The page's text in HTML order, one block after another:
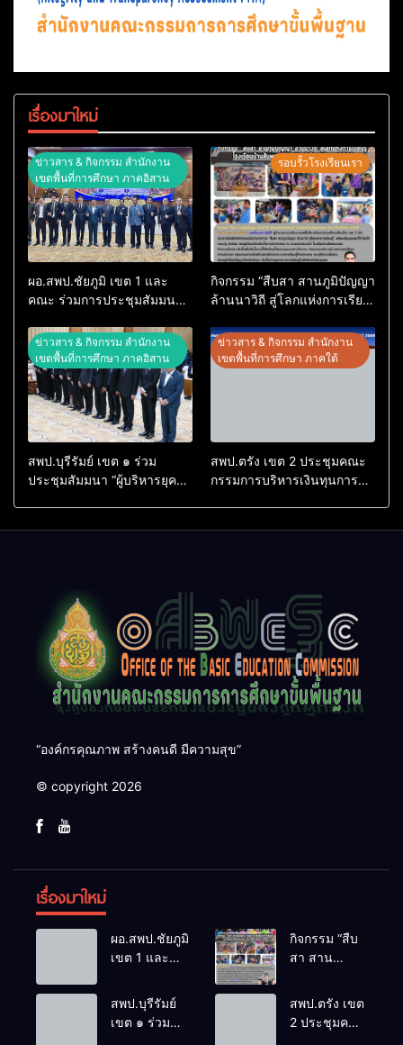
เรื่องมาใหม่
ข่าวสาร & กิจกรรม สำนักงาน
เขตพื้นที่การศึกษา ภาคอิสาน
ผอ.สพป.ชัยภูมิ เขต 1 และ
คณะ ร่วมการประชุมสัมมนา
นำการศึกษาไทยสู่อนาคต”
ประจำเขตตรวจราชการที่ 13
รอบรั้วโรงเรียนเรา
กิจกรรม “สืบสา สานภูมิปัญญา
ล้านนาวิถี สู่โลกแห่งการเรียน
ประจำปีการศึกษา 2569
ข่าวสาร & กิจกรรม สำนักงาน
เขตพื้นที่การศึกษา ภาคอิสาน
สพป.บุรีรัมย์ เขต ๑ ร่วม
ประชุมสัมมนา “ผู้บริหารยุค
ข่าวสาร & กิจกรรม สำนักงาน
เขตพื้นที่การศึกษา ภาคใต้
สพป.ตรัง เขต 2 ประชุมคณะ
กรรมการบริหารเงินทุนการ
“องค์กรคุณภาพ สร้างคนดี มีความสุข”
© copyright 2026
เรื่องมาใหม่
ผอ.สพป.ชัยภูมิ
เขต 1 และ
ประชุม
สัมมนาทาง
กิจกรรม “สืบ
สา สาน
ล้านนาวิถี สู่
โลกแห่งการ
เรียนรู้”
สพป.บุรีรัมย์
เขต ๑ ร่วม
สพป.ตรัง เขต
2 ประชุมคณะ